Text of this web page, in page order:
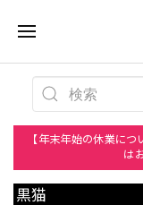
【年末年始の休業に
は
黒猫